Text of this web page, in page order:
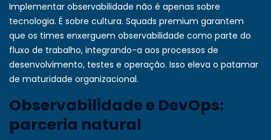
Implementar observabilidade não é apenas sobre
tecnologia. É sobre cultura. Squads premium garantem
que os times enxerguem observabilidade como parte do
fluxo de trabalho, integrando-a aos processos de
desenvolvimento, testes e operação. Isso eleva o patamar
de maturidade organizacional.
Observabilidade e DevOps:
parceria natural